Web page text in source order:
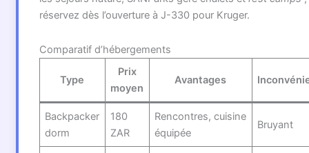
réservez dès l’ouverture à J-330 pour Kruger.
Comparatif d’hébergements
Type
Prix
moyen
Avantages
Backpacker
dorm
180
ZAR
Rencontres, cuisine
équipée
Bruyant